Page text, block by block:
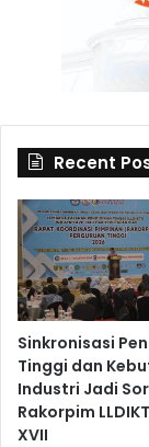
Recent
Sinkronisasi
Tinggi dan
Industri Jadi
Rakorpim
XVII